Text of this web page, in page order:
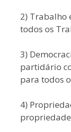
2) Trabalho
todos os
3)
partidário
para todos
4)